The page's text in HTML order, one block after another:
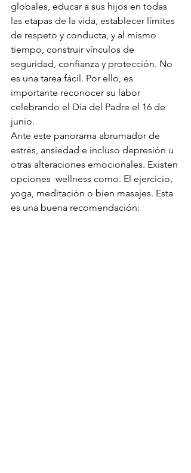
globales, educar a sus hijos en todas
las etapas de la vida, establecer límites
de respeto y conducta, y al mismo
tiempo, construir vínculos de
seguridad, confianza y protección. No
es una tarea fácil. Por ello, es
importante reconocer su labor
celebrando el Día del Padre el 16 de
junio.
Ante este panorama abrumador de
estrés, ansiedad e incluso depresión u
otras alteraciones emocionales. Existen
opciones  wellness como. El ejercicio,
yoga, meditación o bien masajes. Esta
es una buena recomendación: